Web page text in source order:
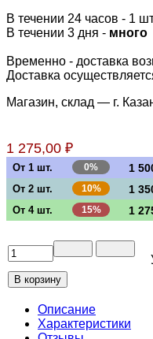
В течении 24 часов - 1
В течении 3 дня - много
Временно - доставка
Доставка
Магазин, склад — г.
1 275,00 ₽
От 1 шт. 0% 1
От 2 шт. 10% 1
От 4 шт. 15% 1
Описание
Характеристики